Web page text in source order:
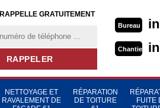
GRATUITEMENT
Bureau
Chantier
NETTOYAGE ET
RAVALEMENT DE
RÉPARATION
DE TOITURE
FUITE